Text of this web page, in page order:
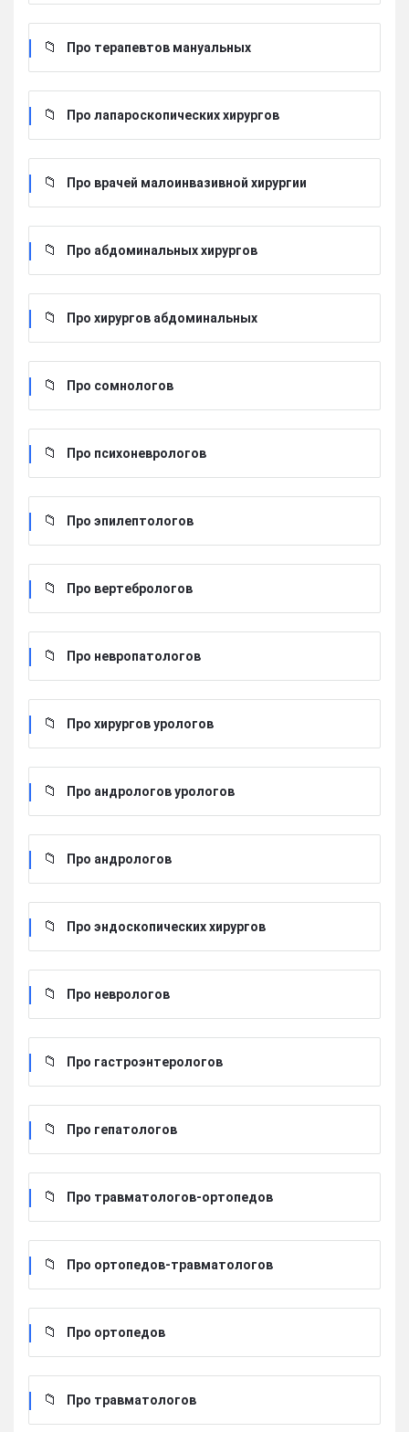
Про терапевтов мануальных
Про лапароскопических хирургов
Про врачей малоинвазивной хирургии
Про абдоминальных хирургов
Про хирургов абдоминальных
Про сомнологов
Про психоневрологов
Про эпилептологов
Про вертебрологов
Про невропатологов
Про хирургов урологов
Про андрологов урологов
Про андрологов
Про эндоскопических хирургов
Про неврологов
Про гастроэнтерологов
Про гепатологов
Про травматологов-ортопедов
Про ортопедов-травматологов
Про ортопедов
Про травматологов